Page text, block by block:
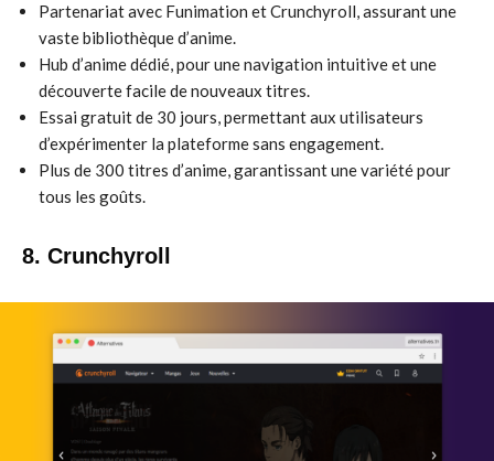
Partenariat avec Funimation et Crunchyroll, assurant une
vaste bibliothèque d’anime.
Hub d’anime dédié, pour une navigation intuitive et une
découverte facile de nouveaux titres.
Essai gratuit de 30 jours, permettant aux utilisateurs
d’expérimenter la plateforme sans engagement.
Plus de 300 titres d’anime, garantissant une variété pour
tous les goûts.
8. Crunchyroll